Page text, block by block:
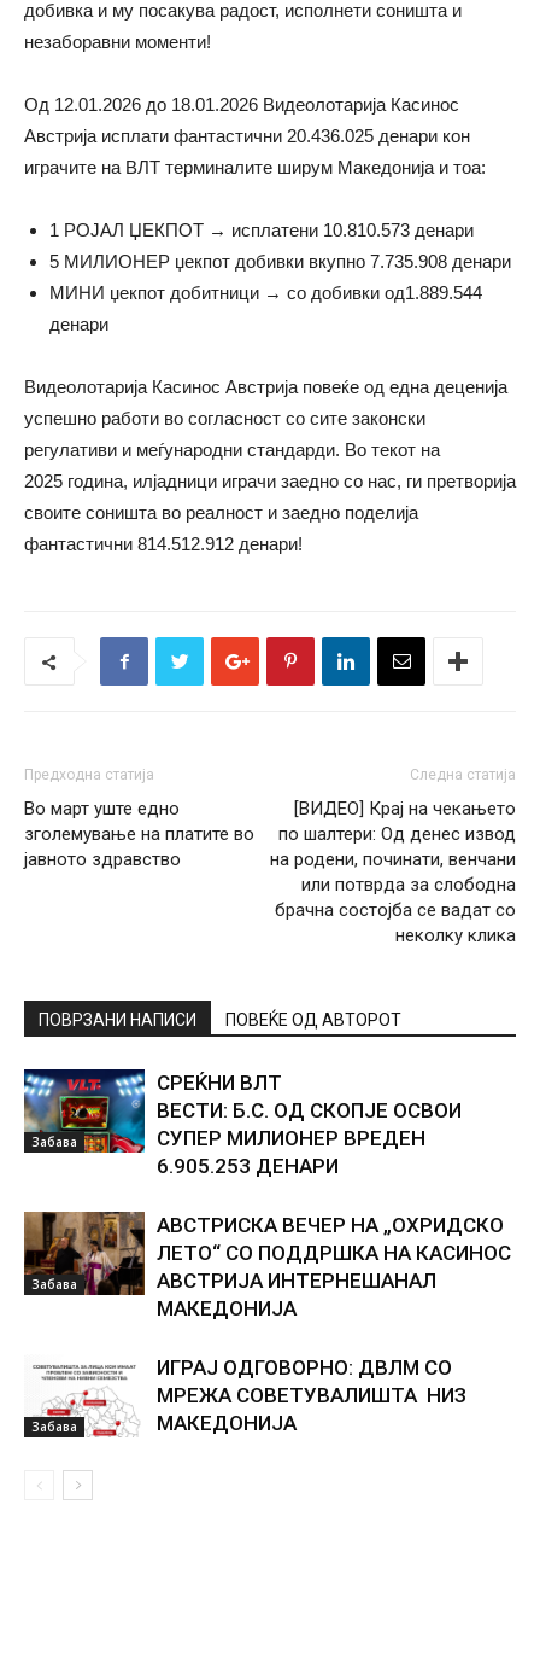
добивка и му посакува радост, исполнети соништа и
незаборавни моменти!
Од 12.01.2026 до 18.01.2026 Видеолотарија Касинос
Австрија исплати фантастични 20.436.025 денари кон
играчите на ВЛТ терминалите ширум Македонија и тоа:
1 РОЈАЛ ЏЕКПОТ → исплатени 10.810.573 денари
5 МИЛИОНЕР џекпот добивки вкупно 7.735.908 денари
МИНИ џекпот добитници → со добивки од1.889.544
денари
Видеолотарија Касинос Австрија повеќе од една деценија
успешно работи во согласност со сите законски
регулативи и меѓународни стандарди. Во текот на
2025 година, илјадници играчи заедно со нас, ги претворија
своите соништа во реалност и заедно поделија
фантастични 814.512.912 денари!
Предходна статија
Во март уште едно
зголемување на платите во
јавното здравство
Следна статија
[ВИДЕО] Крај на чекањето
по шалтери: Од денес извод
на родени, починати, венчани
или потврда за слободна
брачна состојба се вадат со
неколку клика
ПОВРЗАНИ НАПИСИ ПОВЕЌЕ ОД АВТОРОТ
Забава
СРЕЌНИ ВЛТ
ВЕСТИ: Б.С. ОД СКОПЈЕ ОСВОИ
СУПЕР МИЛИОНЕР ВРЕДЕН
6.905.253 ДЕНАРИ
Забава
АВСТРИСКА ВЕЧЕР НА „ОХРИДСКО
ЛЕТО“ СО ПОДДРШКА НА КАСИНОС
АВСТРИЈА ИНТЕРНЕШАНАЛ
МАКЕДОНИЈА
Забава
ИГРАЈ ОДГОВОРНО: ДВЛМ СО
МРЕЖА СОВЕТУВАЛИШТА НИЗ
МАКЕДОНИЈА